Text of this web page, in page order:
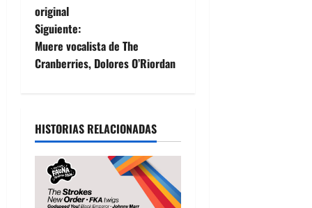
v
e
c
original
Siguiente:
Muere vocalista de The
Cranberries, Dolores O’Riordan
HISTORIAS RELACIONADAS